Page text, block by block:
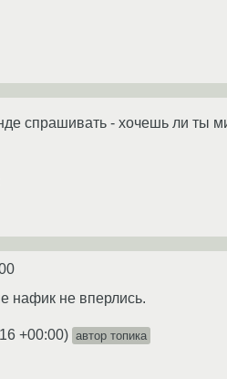
спрашивать - хочешь ли ты
нафик не вперлись.
+00:00) автор топика